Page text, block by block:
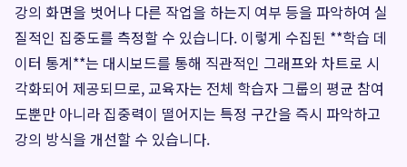
강의 화면을 벗어나 다른 작업을 하는지 여부 등을 파악하여 실
질적인 집중도를 측정할 수 있습니다. 이렇게 수집된 **학습 데
이터 통계**는 대시보드를 통해 직관적인 그래프와 차트로 시
각화되어 제공되므로, 교육자는 전체 학습자 그룹의 평균 참여
도뿐만 아니라 집중력이 떨어지는 특정 구간을 즉시 파악하고
강의 방식을 개선할 수 있습니다.